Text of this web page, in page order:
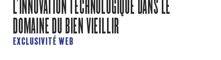
L’INNOVATION TECHNOLOGIQUE DANS LE
DOMAINE DU BIEN VIEILLIR
EXCLUSIVITÉ WEB